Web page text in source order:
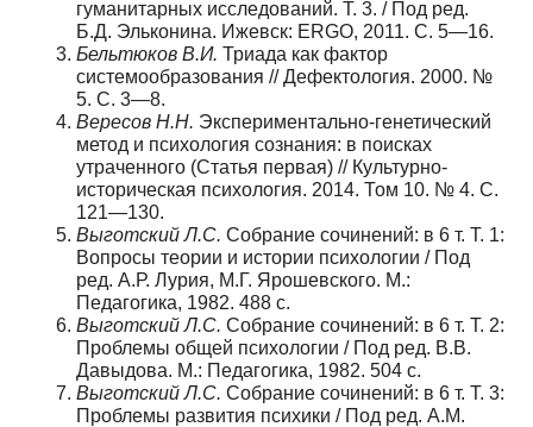
гуманитарных исследований. Т. 3. / Под ред.
Б.Д. Эльконина. Ижевск: ERGO, 2011. С. 5—16.
Бельтюков В.И. Триада как фактор
системообразования // Дефектология. 2000. №
5. С. 3—8.
Вересов Н.Н. Экспериментально-генетический
метод и психология сознания: в поисках
утраченного (Статья первая) // Культурно-
историческая психология. 2014. Том 10. № 4. С.
121—130.
Выготский Л.С. Собрание сочинений: в 6 т. Т. 1:
Вопросы теории и истории психологии / Под
ред. А.Р. Лурия, М.Г. Ярошевского. М.:
Педагогика, 1982. 488 с.
Выготский Л.С. Собрание сочинений: в 6 т. Т. 2:
Проблемы общей психологии / Под ред. В.В.
Давыдова. М.: Педагогика, 1982. 504 с.
Выготский Л.С. Собрание сочинений: в 6 т. Т. 3:
Проблемы развития психики / Под ред. А.М.